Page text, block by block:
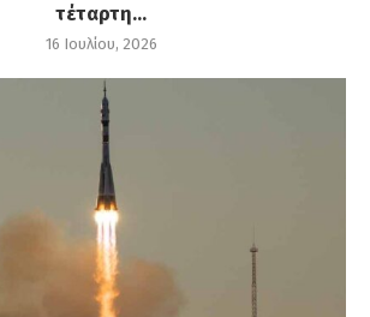
τέταρτη...
16 Ιουλίου, 2026